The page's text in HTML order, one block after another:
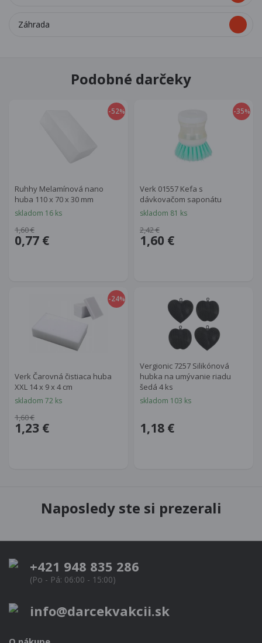
Záhrada
Podobné darčeky
-52%
Ruhhy Melamínová nano
huba 110 x 70 x 30 mm
skladom 16 ks
0,77 €
1,60 €
-35%
Verk 01557 Kefa s
dávkovačom saponátu
skladom 81 ks
1,60 €
2,42 €
-24%
Verk Čarovná čistiaca huba
XXL 14 x 9 x 4 cm
skladom 72 ks
1,23 €
1,60 €
Vergionic 7257 Silikónová
hubka na umývanie riadu
šedá 4 ks
skladom 103 ks
1,18 €
Naposledy ste si prezerali
+421 948 835 286
(Po - Pá: 06:00 - 15:00)
info@darcekvakcii.sk